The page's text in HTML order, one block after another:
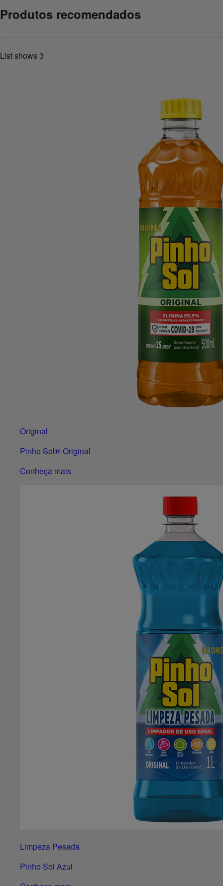
Produtos recomendados
List shows3
Original
Pinho Sol® Original
Conheça mais
Limpeza Pesada
Pinho Sol Azul